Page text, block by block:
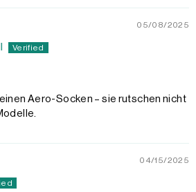
05/08/2025
Aero-Socken – sie rutschen nicht
04/15/2025